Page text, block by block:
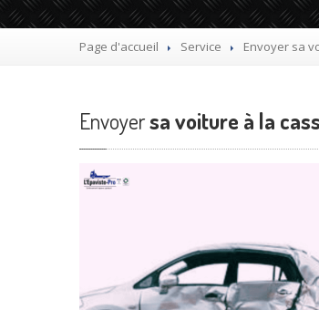
Page d'accueil Service Envoyer sa
Envoyersa voiture à la